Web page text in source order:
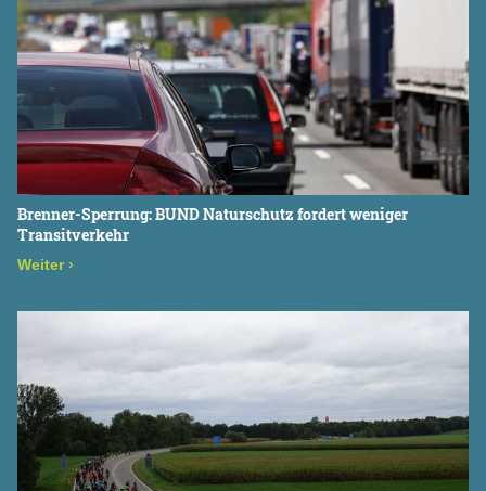
Pettenkoferstraße 10a
80336 München
Brenner-Sperrung: BUND Naturschutz fordert weniger
Transitverkehr
Weiter ›